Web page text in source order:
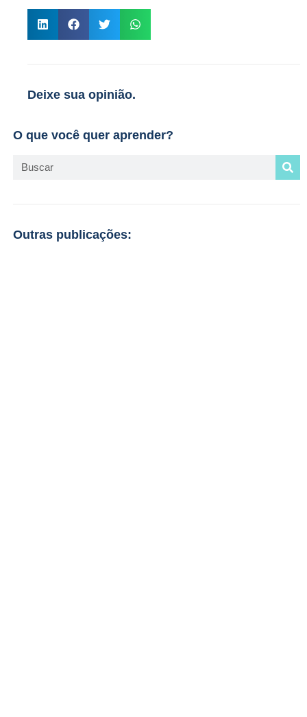
Deixe sua opinião.
O que você quer aprender?
Outras publicações: